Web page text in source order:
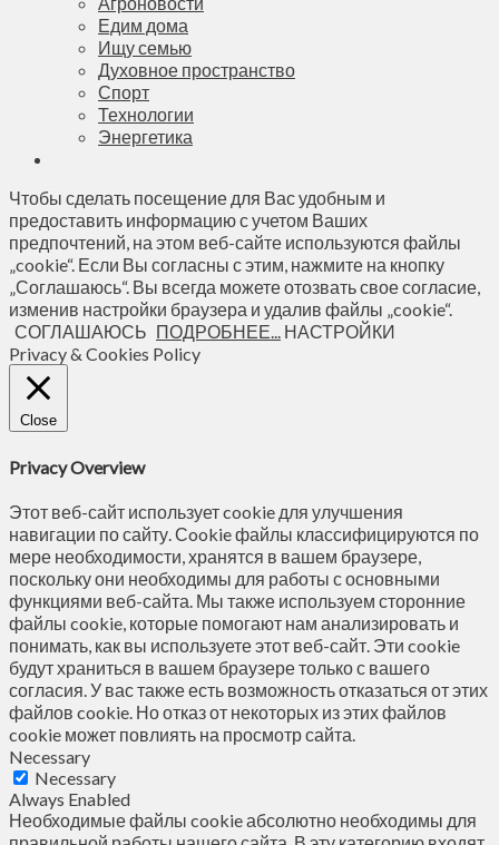
Едим дома
Ищу семью
Духовное пространство
Спорт
Технологии
Энергетика
Чтобы сделать посещение для Вас удобным и
предоставить информацию с учетом Ваших
предпочтений, на этом веб-сайте используются файлы
„cookie“. Если Вы согласны с этим, нажмите на кнопку
„Соглашаюсь“. Вы всегда можете отозвать свое согласие,
изменив настройки браузера и удалив файлы „cookie“.
СОГЛАШАЮСЬ ПОДРОБНЕЕ... НАСТРОЙКИ
Privacy & Cookies Policy
Close
Privacy Overview
Этот веб-сайт использует cookie для улучшения
навигации по сайту. Сookie файлы классифицируются по
мере необходимости, хранятся в вашем браузере,
поскольку они необходимы для работы с основными
функциями веб-сайта. Мы также используем сторонние
файлы cookie, которые помогают нам анализировать и
понимать, как вы используете этот веб-сайт. Эти cookie
будут храниться в вашем браузере только с вашего
согласия. У вас также есть возможность отказаться от этих
файлов cookie. Но отказ от некоторых из этих файлов
cookie может повлиять на просмотр сайта.
Necessary
Necessary
Always Enabled
Необходимые файлы cookie абсолютно необходимы для